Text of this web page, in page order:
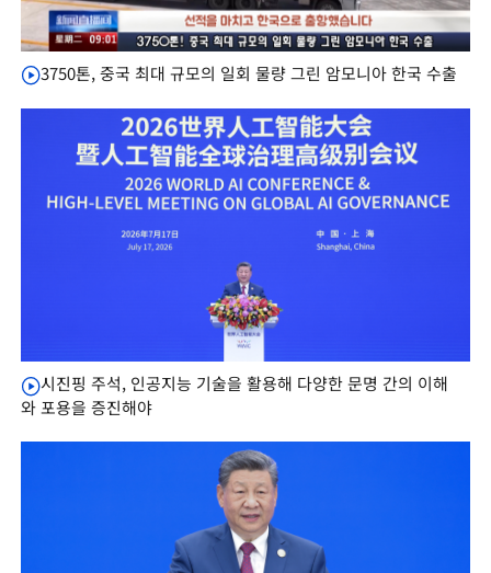
3750톤, 중국 최대 규모의 일회 물량 그린 암모니아 한국 수출
시진핑 주석, 인공지능 기술을 활용해 다양한 문명 간의 이해
와 포용을 증진해야